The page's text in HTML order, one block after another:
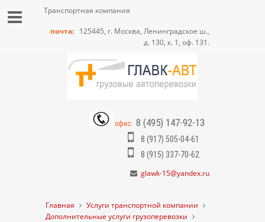
Транспортная компания
почта: 125445, г. Москва, Ленинградское ш.,
д. 130, к. 1, оф. 131.
офис: 8 (495) 147-92-13
8 (917) 505-04-61
8 (915) 337-70-62
glawk-15@yandex.ru
Главная
Услуги транспортной компании
Дополнительные услуги грузоперевозки